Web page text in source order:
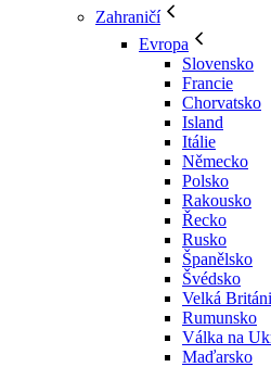
Zahraničí
Evropa
Slovensko
Francie
Chorvatsko
Island
Itálie
Německo
Polsko
Rakousko
Řecko
Rusko
Španělsko
Švédsko
Velká
Rumunsko
Válka na
Maďarsko